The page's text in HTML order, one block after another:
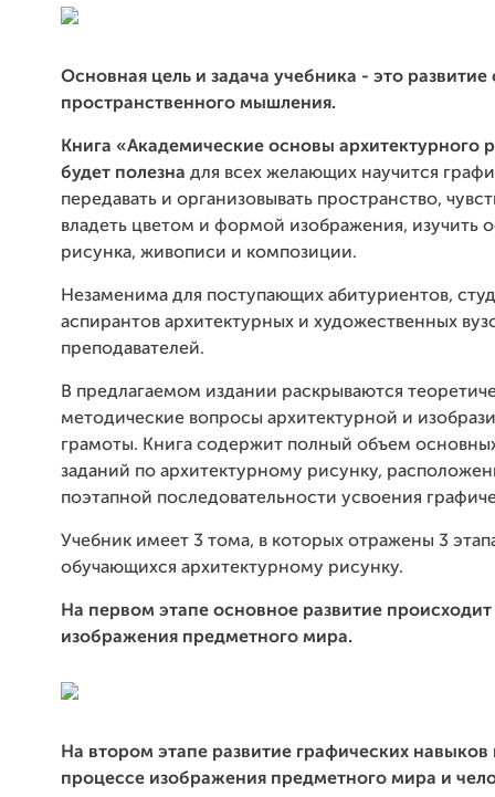
Основная цель и задача учебника - это
пространственного мышления.
Книга «Академические основы архитектурного
будет полезна для всех желающих научится
передавать и организовывать пространство,
владеть цветом и формой изображения, изучить
рисунка, живописи и композиции.
Незаменима для поступающих абитуриентов,
аспирантов архитектурных и художественных
преподавателей.
В предлагаемом издании раскрываются
методические вопросы архитектурной и
грамоты. Книга содержит полный объем
заданий по архитектурному рисунку,
поэтапной последовательности усвоения
Учебник имеет 3 тома, в которых отражены 3
обучающихся архитектурному рисунку.
На первом этапе основное развитие
изображения предметного мира.
На втором этапе развитие графических навыков
процессе изображения предметного мира и